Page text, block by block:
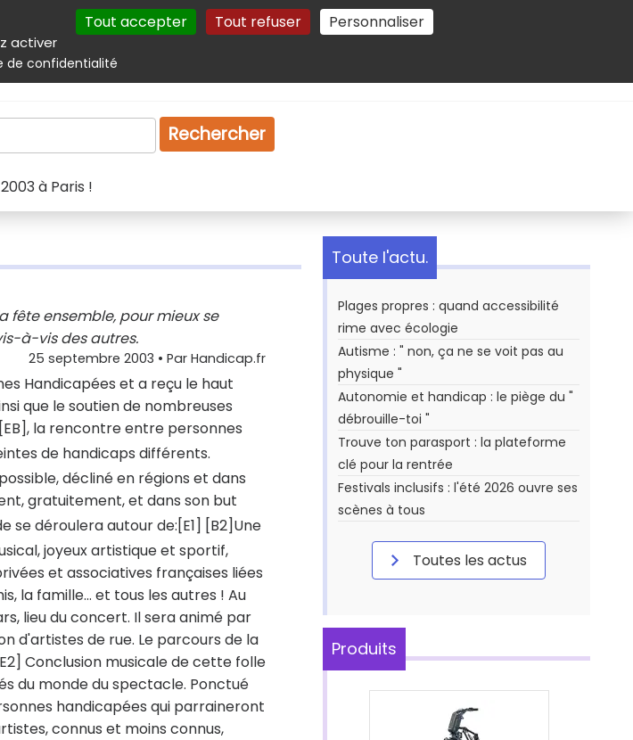
activer
Tout accepter Tout refuser Personnaliser
de confidentialité
Autres services Plan du site Gestion des cookies
Emploi Droit
Rechercher
à Paris !
fête ensemble, pour mieux se
à-vis des autres.
25 septembre 2003 • Par Handicap.fr
Handicapées et a reçu le haut
que le soutien de nombreuses
la rencontre entre personnes
de handicaps différents. 
décliné en régions et dans
gratuitement, et dans son but
se déroulera autour de:[E1] [B2]Une
joyeux artistique et sportif,
et associatives françaises liées
la famille... et tous les autres ! Au
lieu du concert. Il sera animé par
d'artistes de rue. Le parcours de la
Conclusion musicale de cette folle
du monde du spectacle. Ponctué
handicapées qui parraineront
connus et moins connus,
Toute l'actu.
Plages propres : quand accessibilité
rime avec écologie
Autisme : " non, ça ne se voit pas au
physique "
Autonomie et handicap : le piège du "
débrouille-toi "
Trouve ton parasport : la plateforme
clé pour la rentrée
Festivals inclusifs : l'été 2026 ouvre ses
scènes à tous
Toutes les actus
Produits